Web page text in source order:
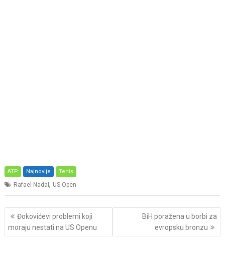
ATP Najnovije Tenis
Rafael Nadal, US Open
Post
navigation
Đokovićevi problemi koji
moraju nestati na US Openu
BiH poražena u borbi za
evropsku bronzu